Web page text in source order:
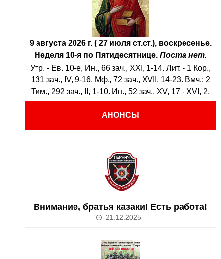
9 августа 2026 г. ( 27 июля ст.ст.), воскресенье.
Неделя 10-я по Пятидесятнице. Поста нет.
Утр. - Ев. 10-е, Ин., 66 зач., XXI, 1-14. Лит. - 1 Кор.,
131 зач., IV, 9-16. Мф., 72 зач., XVII, 14-23. Вмч.: 2
Тим., 292 зач., II, 1-10. Ин., 52 зач., XV, 17 - XVI, 2.
АНОНСЫ
Внимание, братья казаки! Есть работа!
21.12.2025